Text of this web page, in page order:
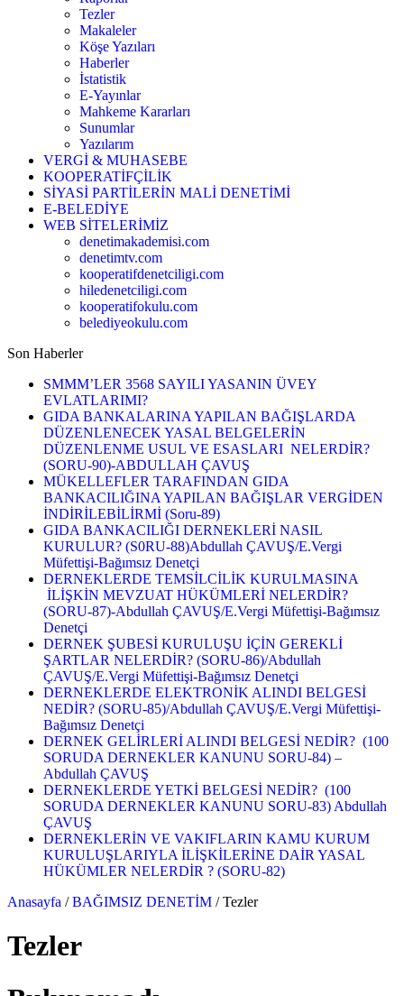
Tezler
Makaleler
Köşe Yazıları
Haberler
İstatistik
E-Yayınlar
Mahkeme Kararları
Sunumlar
Yazılarım
VERGİ & MUHASEBE
KOOPERATİFÇİLİK
SİYASİ PARTİLERİN MALİ DENETİMİ
E-BELEDİYE
WEB SİTELERİMİZ
denetimakademisi.com
denetimtv.com
kooperatifdenetciligi.com
hiledenetciligi.com
kooperatifokulu.com
belediyeokulu.com
Son Haberler
SMMM’LER 3568 SAYILI YASANIN ÜVEY
EVLATLARIMI?
GIDA BANKALARINA YAPILAN BAĞIŞLARDA
DÜZENLENECEK YASAL BELGELERİN
DÜZENLENME USUL VE ESASLARI NELERDİR?
(SORU-90)-ABDULLAH ÇAVUŞ
MÜKELLEFLER TARAFINDAN GIDA
BANKACILIĞINA YAPILAN BAĞIŞLAR VERGİDEN
İNDİRİLEBİLİRMİ (Soru-89)
GIDA BANKACILIĞI DERNEKLERİ NASIL
KURULUR? (S0RU-88)Abdullah ÇAVUŞ/E.Vergi
Müfettişi-Bağımsız Denetçi
DERNEKLERDE TEMSİLCİLİK KURULMASINA
İLİŞKİN MEVZUAT HÜKÜMLERİ NELERDİR?
(SORU-87)-Abdullah ÇAVUŞ/E.Vergi Müfettişi-Bağımsız
Denetçi
DERNEK ŞUBESİ KURULUŞU İÇİN GEREKLİ
ŞARTLAR NELERDİR? (SORU-86)/Abdullah
ÇAVUŞ/E.Vergi Müfettişi-Bağımsız Denetçi
DERNEKLERDE ELEKTRONİK ALINDI BELGESİ
NEDİR? (SORU-85)/Abdullah ÇAVUŞ/E.Vergi Müfettişi-
Bağımsız Denetçi
DERNEK GELİRLERİ ALINDI BELGESİ NEDİR? (100
SORUDA DERNEKLER KANUNU SORU-84) –
Abdullah ÇAVUŞ
DERNEKLERDE YETKİ BELGESİ NEDİR? (100
SORUDA DERNEKLER KANUNU SORU-83) Abdullah
ÇAVUŞ
DERNEKLERİN VE VAKIFLARIN KAMU KURUM
KURULUŞLARIYLA İLİŞKİLERİNE DAİR YASAL
HÜKÜMLER NELERDİR ? (SORU-82)
Anasayfa / BAĞIMSIZ DENETİM / Tezler
Tezler